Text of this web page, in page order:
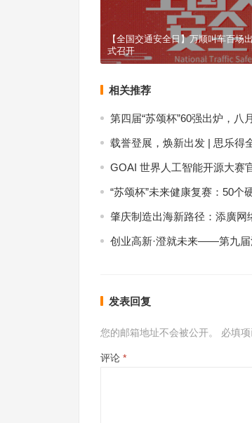
【全国交通安全日】万顺叫车百场
式召开
相关推荐
第四届“苏颂杯”60强出炉，八
载誉登展，焕新出发 | 思乐得
GOAI 世界人工智能开源大赛
“苏颂杯”未来健康复赛：50个
肇庆制造出海新路径：添廣
创业高新·澄就未来——第九届
发表回复
您的邮箱地址不会被公开。 必填
评论 *